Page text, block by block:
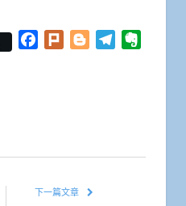
Facebook
Plurk BloggerTelegram
下一篇文章